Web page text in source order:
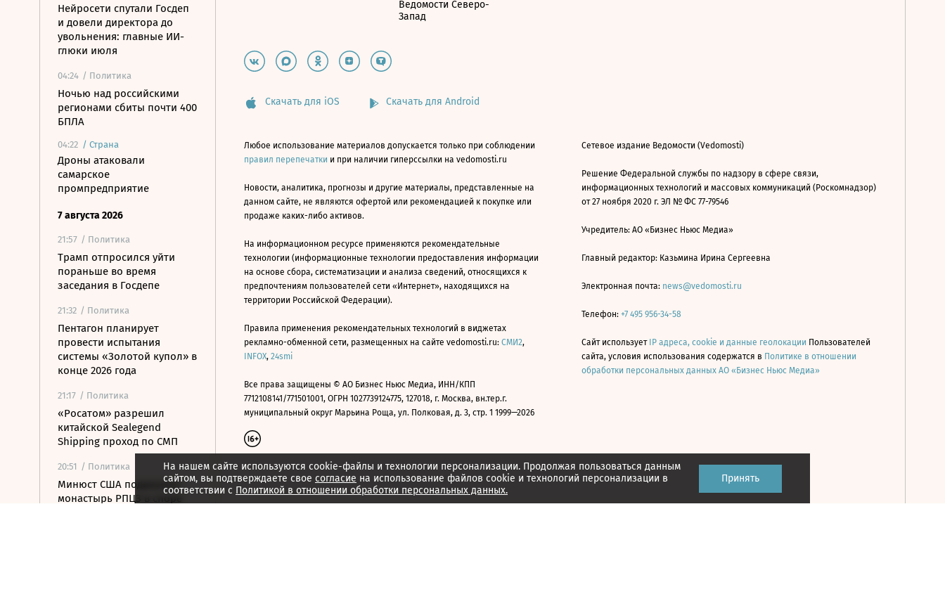
Нейросети спутали Госдеп
и довели директора до
увольнения: главные ИИ-
глюки июля
04:24 / Политика
Ночью над российскими
регионами сбиты почти 400
БПЛА
04:22 / Страна
Дроны атаковали
самарское
промпредприятие
7 августа 2026
21:57 / Политика
Трамп отпросился уйти
пораньше во время
заседания в Госдепе
21:32 / Политика
Пентагон планирует
провести испытания
системы «Золотой купол» в
конце 2026 года
21:17 / Политика
«Росатом» разрешил
китайской Sealegend
Shipping проход по СМП
20:51 / Политика
Минюст США поддержал
монастырь РПЦЗ в споре
На нашем сайте используются cookie-файлы и технологии персонализации. Продолжая пользоваться данным
сайтом, вы подтверждаете свое согласие на использование файлов cookie и технологий персонализации в
соответствии с Политикой в отношении обработки персональных данных.
Принять
Ведомости Северо-
Запад
Скачать для iOS Скачать для Android
Любое использование материалов допускается только при соблюдении
правил перепечатки и при наличии гиперссылки на vedomosti.ru
Новости, аналитика, прогнозы и другие материалы, представленные на
данном сайте, не являются офертой или рекомендацией к покупке или
продаже каких-либо активов.
На информационном ресурсе применяются рекомендательные
технологии (информационные технологии предоставления информации
на основе сбора, систематизации и анализа сведений, относящихся к
предпочтениям пользователей сети «Интернет», находящихся на
территории Российской Федерации).
Правила применения рекомендательных технологий в виджетах
рекламно-обменной сети, размещенных на сайте vedomosti.ru: СМИ2,
INFOX, 24smi
Все права защищены © АО Бизнес Ньюс Медиа, ИНН/КПП
7712108141/771501001, ОГРН 1027739124775, 127018, г. Москва, вн.тер.г.
муниципальный округ Марьина Роща, ул. Полковая, д. 3, стр. 1 1999—2026
Сетевое издание Ведомости (Vedomosti)
Решение Федеральной службы по надзору в сфере связи,
информационных технологий и массовых коммуникаций (Роскомнадзор)
от 27 ноября 2020 г. ЭЛ № ФС 77-79546
Учредитель: АО «Бизнес Ньюс Медиа»
Главный редактор: Казьмина Ирина Сергеевна
Электронная почта: news@vedomosti.ru
Телефон: +7 495 956-34-58
Сайт использует IP адреса, cookie и данные геолокации Пользователей
сайта, условия использования содержатся в Политике в отношении
обработки персональных данных АО «Бизнес Ньюс Медиа»